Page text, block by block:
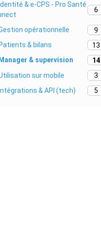
Identité & e-CPS - Pro Santé
6
opérationnelle
9
Patients & bilans
13
Manager & supervision
14
sur mobile
3
& API (tech)
5